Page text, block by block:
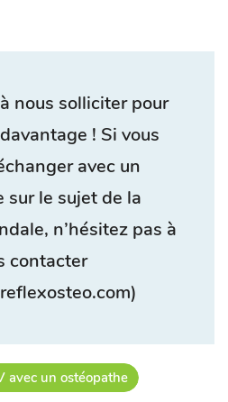
nous solliciter pour
! Si vous
avec un
sur le sujet de la
n’hésitez pas à
contacter
avec un ostéopathe